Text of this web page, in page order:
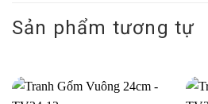
Sản phẩm tương tự